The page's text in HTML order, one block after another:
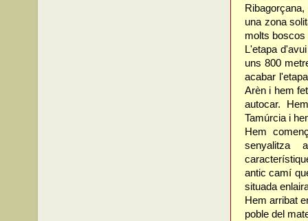
una zona
molts boscos
L'etapa
uns 800
acabar
Arèn i hem
autocar.
Tamúrcia i
Hem
senyalitza
antic camí
situada
Hem arribat
poble del